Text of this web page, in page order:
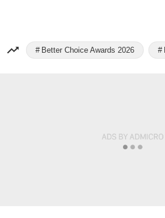
Better Choice Awards 2026